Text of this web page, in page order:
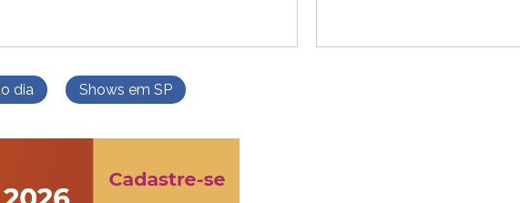
dia Shows em SP